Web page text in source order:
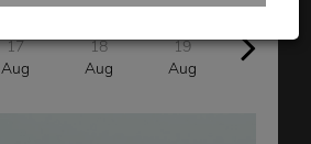
17
Aug
18
Aug
19
Aug
20